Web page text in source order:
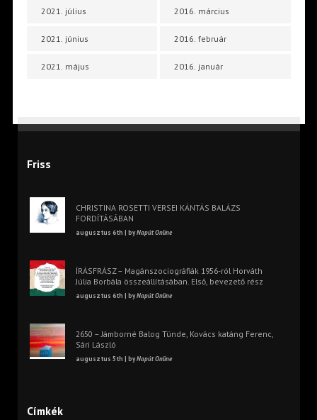
2021. július
2021. június
2021. május
2016. március
2016. február
2016. január
Friss
CHRISTINA ROSETTI VERSEI KÁNTÁS BALÁZS
FORDÍTÁSÁBAN
augusztus 6th | byNapút Online
ÍRÁSFRÁSZ – Magánszociográfiák 1956-ról Horváth
Júlia Borbála összeállításában. Első, bevezető rész
augusztus 6th | byNapút Online
2650 – Jámborné Balog Tünde, Kovács katáng Ferenc,
Sári László
augusztus 5th | byNapút Online
Címkék